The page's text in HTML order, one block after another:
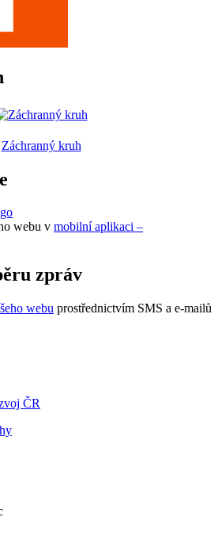
Záchranný kruh
webu v mobilní aplikaci –
zpráv
webu prostřednictvím SMS a e-mailů
ČR